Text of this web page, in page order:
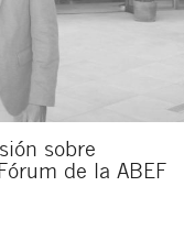
sobre
de la ABEF